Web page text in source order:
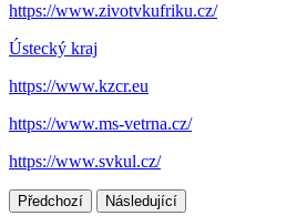
https://www.zivotvkufriku.cz/
Ústecký kraj
https://www.kzcr.eu
https://www.ms-vetrna.cz/
https://www.svkul.cz/
Předchozí Následující